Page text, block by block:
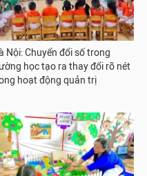
Nội: Chuyển đổi số trong
học tạo ra thay đổi rõ nét
hoạt động quản trị